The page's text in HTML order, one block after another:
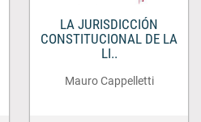
LA JURISDICCIÓN
CONSTITUCIONAL DE LA
LI..
Mauro Cappelletti